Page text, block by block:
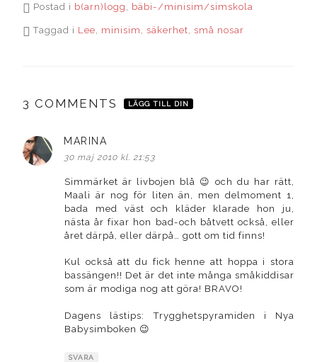
Postad i b(arn)logg bäbi-/minisim/simskola
Taggad i Lee minisim ,säkerhet ,små nosar
3 COMMENTS LÄGG TILL DIN
MARINA
30 maj 2010 kl. 21:53
Simmärket är livbojen blå 😉 och du har rätt,
Maali är nog för liten än, men delmoment 1,
bada med väst och kläder klarade hon ju,
nästa år fixar hon bad-och båtvett också, eller
året därpå, eller därpå… gott om tid finns!
Kul också att du fick henne att hoppa i stora
bassängen!! Det är det inte många småkiddisar
som är modiga nog att göra! BRAVO!
Dagens lästips: Trygghetspyramiden i Nya
Babysimboken 😉
SVARA